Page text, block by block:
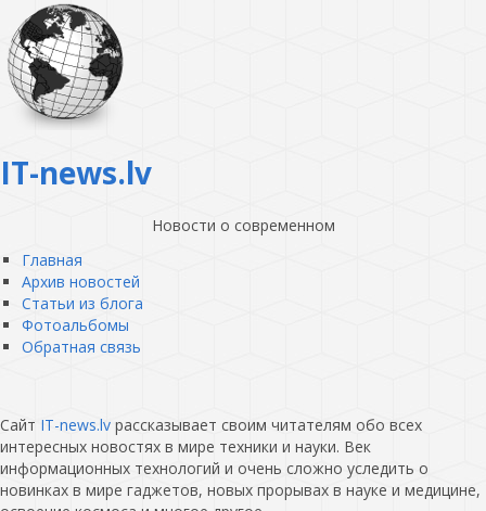
IT-news.lv
Новости о современном
Главная
Архив новостей
Статьи из блога
Фотоальбомы
Обратная связь
Сайт IT-news.lv рассказывает своим читателям обо всех
интересных новостях в мире техники и науки. Век
информационных технологий и очень сложно уследить о
новинках в мире гаджетов, новых прорывах в науке и медицине,